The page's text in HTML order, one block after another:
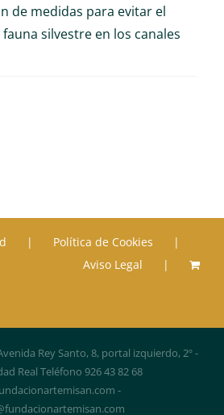
de medidas para evitar el
silvestre en los canales
Política de Cookies
Aviso Legal
Rey Santo, 8, portal izquierdo, 2º -
Real Teléfono 926 43 82 68
-